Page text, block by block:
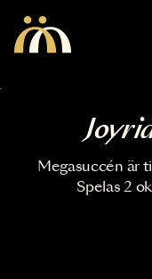
Megasuccén är
Spelas 2